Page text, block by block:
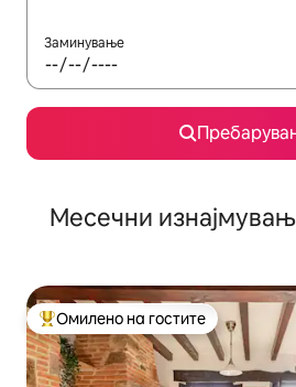
Заминување
Месечни
Меѓу најуспешните „Омилени на
Омилено на гостите